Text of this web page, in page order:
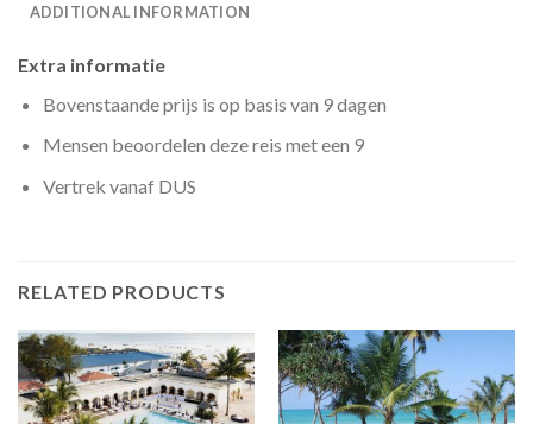
ADDITIONAL INFORMATION
Extra informatie
Bovenstaande prijs is op basis van 9 dagen
Mensen beoordelen deze reis met een 9
Vertrek vanaf DUS
RELATED PRODUCTS